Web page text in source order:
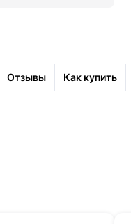
Отзывы Как купить